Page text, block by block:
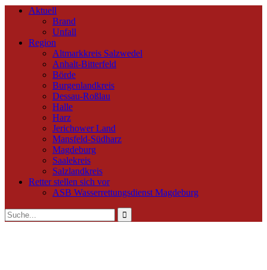
Aktuell
Brand
Unfall
Region
Altmarkkreis Salzwedel
Anhalt-Bitterfeld
Börde
Burgenlandkreis
Dessau-Roßlau
Halle
Harz
Jerichower Land
Mansfeld-Südharz
Magdeburg
Saalekreis
Salzlandkreis
Retter stellen sich vor
ASB Wasserrettungsdienst Magdeburg